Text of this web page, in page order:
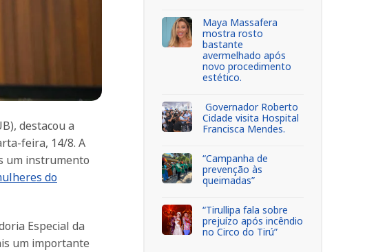
destacou a
feira, 14/8. A
um instrumento
do
Especial da
um importante
Maya Massafera
mostra rosto
bastante
avermelhado após
novo procedimento
estético.
Governador Roberto
Cidade visita Hospital
Francisca Mendes.
“Campanha de
prevenção às
queimadas”
“Tirullipa fala sobre
prejuízo após incêndio
no Circo do Tirú”